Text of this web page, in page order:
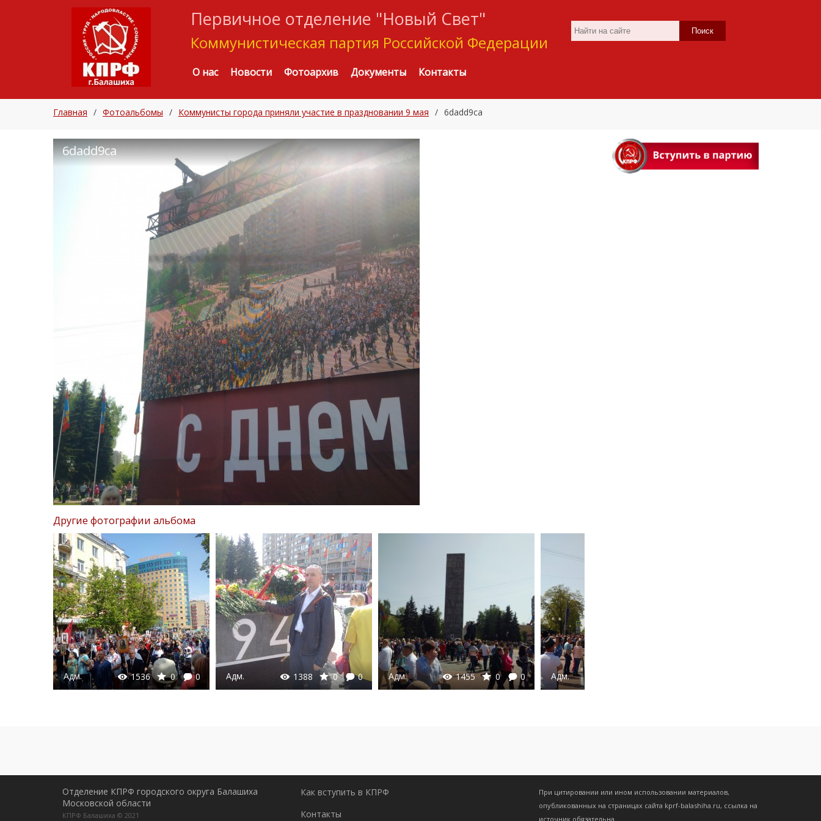
Первичное отделение "Новый Свет"
Коммунистическая партия Российской Федерации
Поиск
О нас Новости Фотоархив Документы Контакты
Главная / Фотоальбомы / Коммунисты города приняли участие в праздновании 9 мая / 6dadd9ca
6dadd9ca
Другие фотографии альбома
1536 0 0 1388 0 0
Адм. 1455 0 0
Адм. 1382
Адм.
Отделение КПРФ городского округа Балашиха
Московской области
КПРФ Балашиха © 2021
Как вступить в КПРФ
Контакты
При цитировании или ином использовании материалов,
опубликованных на страницах сайта kprf-balashiha.ru, ссылка на
источник обязательна.